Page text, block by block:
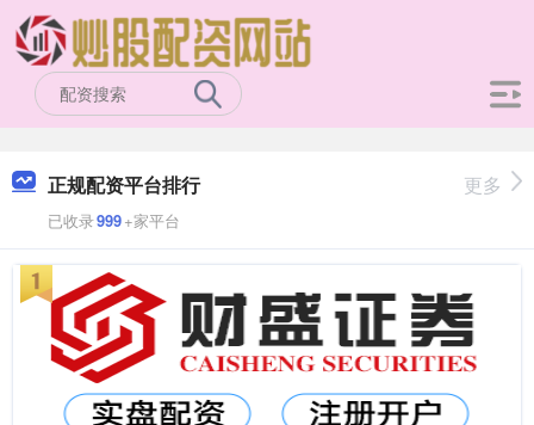
正规配资平台排行
已收录999+家平台
更多